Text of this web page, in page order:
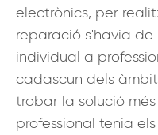
electrònics, per
reparació s'havia de
individual a
cadascun dels
trobar la solució
professional tenia